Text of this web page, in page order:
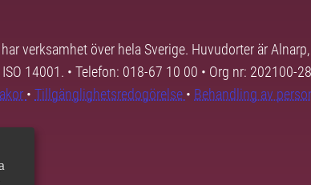
verksamhet över hela Sverige. Huvudorter är
14001. • Telefon: 018-67 10 00 • Org nr: 202100-
• Tillgänglighetsredogörelse • Behandling av